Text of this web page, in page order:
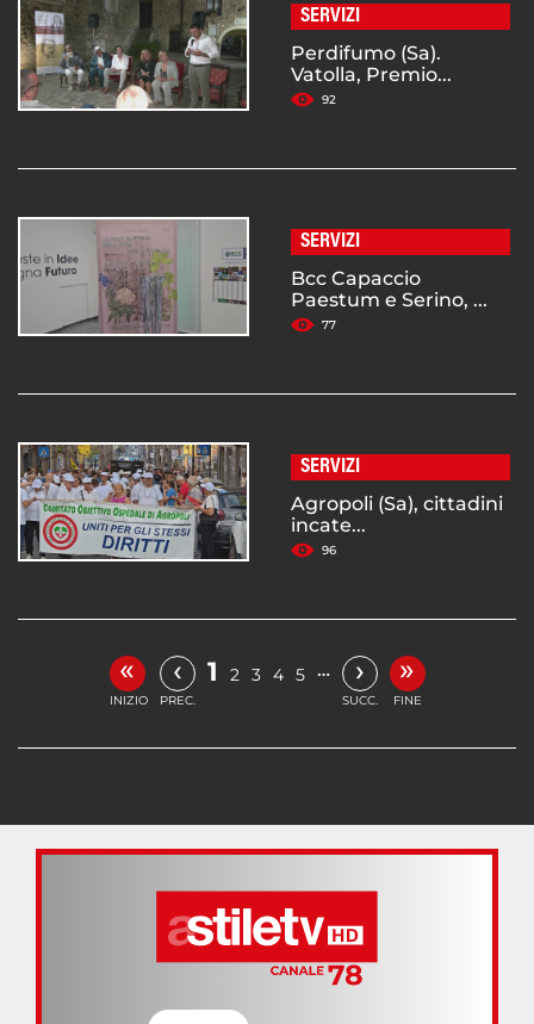
SERVIZI
Perdifumo (Sa).
Vatolla, Premio...
92
SERVIZI
Bcc Capaccio
Paestum e Serino, ...
77
SERVIZI
Agropoli (Sa), cittadini
incate...
96
«
INIZIO
‹
PREC.
1 2 3 4 5 … ›
SUCC.
»
FINE